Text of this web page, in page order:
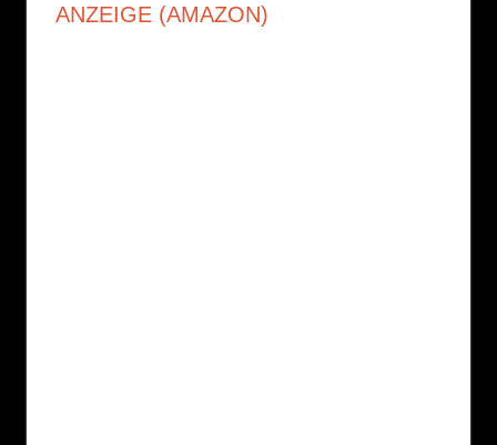
ANZEIGE (AMAZON)